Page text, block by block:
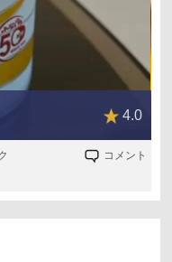
4.0
コメント